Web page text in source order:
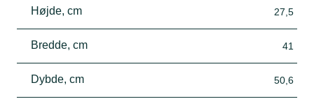
Højde, cm 27,5
Bredde, cm 41
Dybde, cm 50,6